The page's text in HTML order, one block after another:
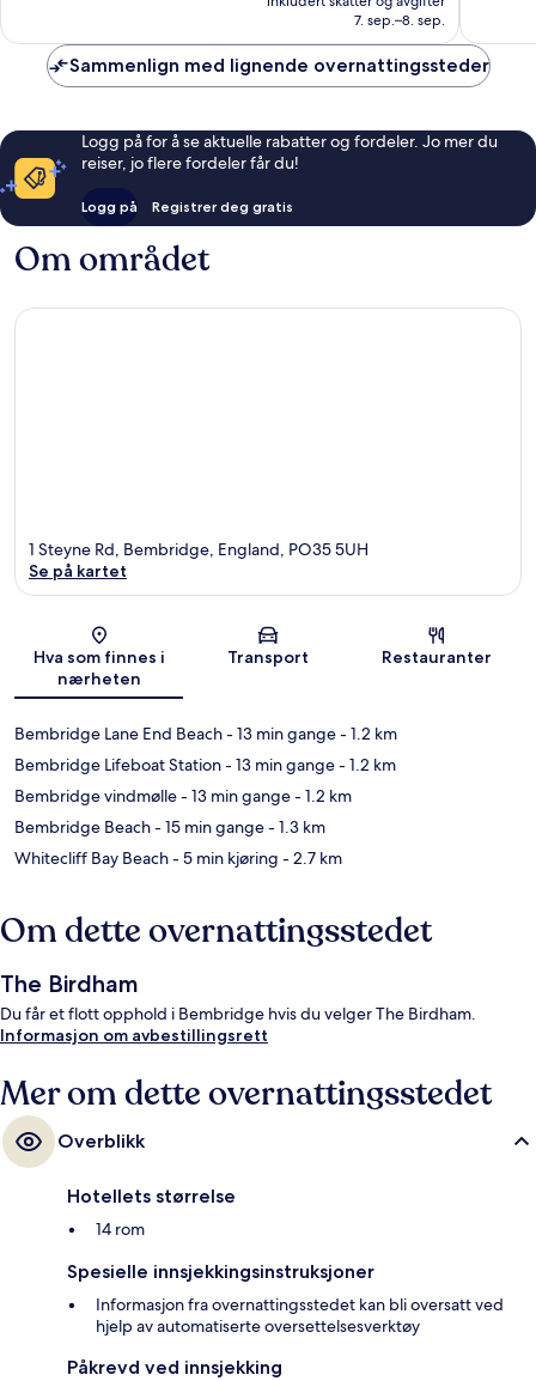
597 kr
7. sep.–8. sep.
Sammenlign med lignende overnattingssteder
Logg på for å se aktuelle rabatter og fordeler. Jo mer du
reiser, jo flere fordeler får du!
Logg på Registrer deg gratis
Om området
Kart
1 Steyne Rd, Bembridge, England, PO35 5UH
Se på kartet
Hva som finnes i
nærheten
Transport Restauranter
Bembridge Lane End Beach- 13 min gange- 1.2 km
Bembridge Lifeboat Station- 13 min gange- 1.2 km
Bembridge vindmølle- 13 min gange- 1.2 km
Bembridge Beach- 15 min gange- 1.3 km
Whitecliff Bay Beach- 5 min kjøring - 2.7 km
Om dette overnattingsstedet
The Birdham
Du får et flott opphold i Bembridge hvis du velger The Birdham.
Informasjon om avbestillingsrett
Mer om dette overnattingsstedet
Overblikk
Hotellets størrelse
14 rom
Spesielle innsjekkingsinstruksjoner
Informasjon fra overnattingsstedet kan bli oversatt ved
hjelp av automatiserte oversettelsesverktøy
Påkrevd ved innsjekking